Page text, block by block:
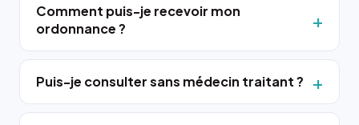
Comment puis-je recevoir mon
ordonnance ?
Puis-je consulter sans médecin traitant ?